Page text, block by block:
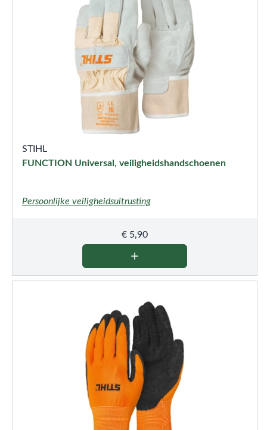
STIHL
FUNCTION Universal, veiligheidshandschoenen
Persoonlijke veiligheidsuitrusting
€ 5,90